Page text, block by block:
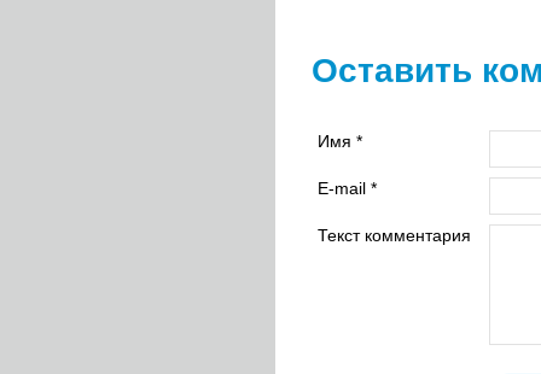
Оставить
Имя *
E-mail *
Текст комментария